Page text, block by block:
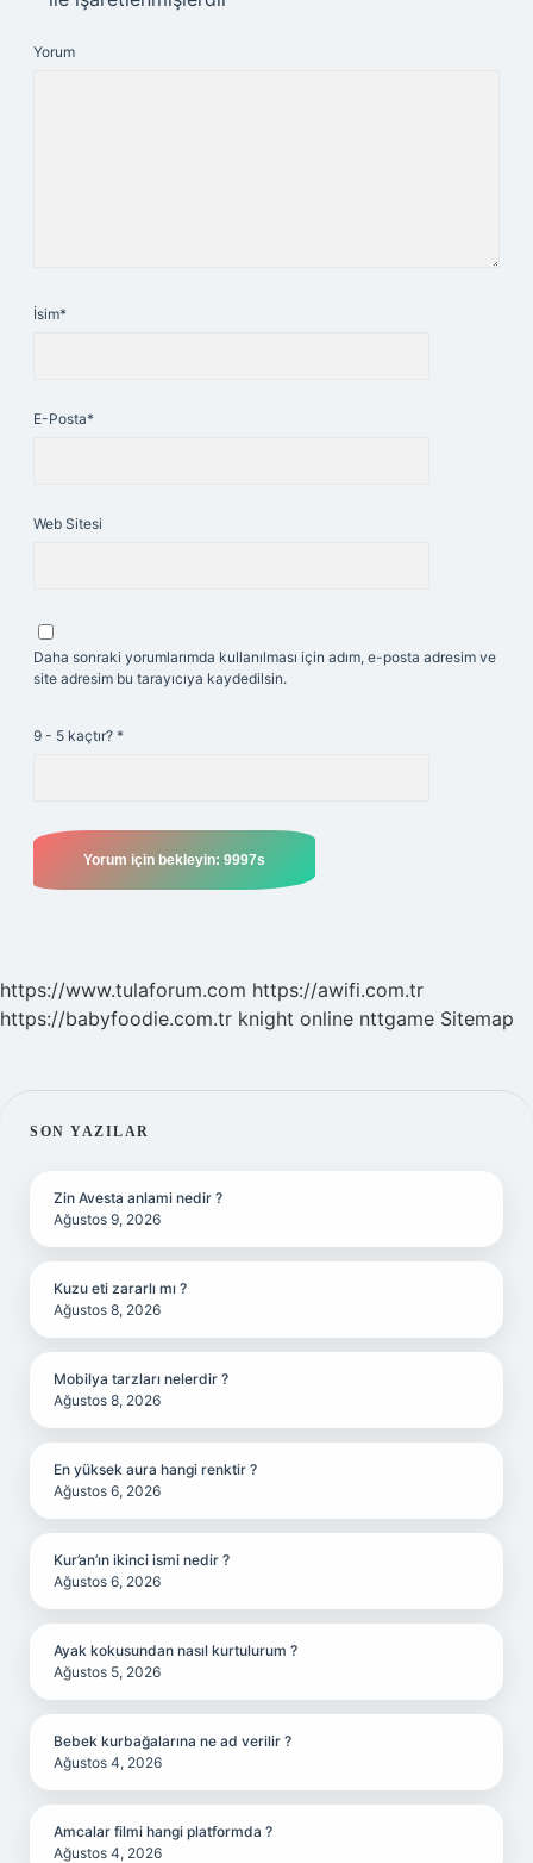
Yorum
İsim*
E-Posta*
Web Sitesi
Daha sonraki yorumlarımda kullanılması için adım, e-posta adresim ve
site adresim bu tarayıcıya kaydedilsin.
9 - 5 kaçtır? *
https://www.tulaforum.com https://awifi.com.tr
https://babyfoodie.com.tr knight online nttgame Sitemap
SIDEBAR
SON YAZILAR
Zin Avesta anlami nedir ?
Ağustos 9, 2026
Kuzu eti zararlı mı ?
Ağustos 8, 2026
Mobilya tarzları nelerdir ?
Ağustos 8, 2026
En yüksek aura hangi renktir ?
Ağustos 6, 2026
Kur’an’ın ikinci ismi nedir ?
Ağustos 6, 2026
Ayak kokusundan nasıl kurtulurum ?
Ağustos 5, 2026
Bebek kurbağalarına ne ad verilir ?
Ağustos 4, 2026
Amcalar filmi hangi platformda ?
Ağustos 4, 2026